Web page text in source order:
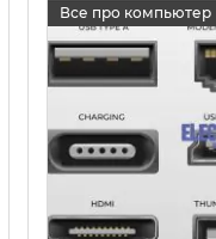
17 05 2025 0
Все про компьютер